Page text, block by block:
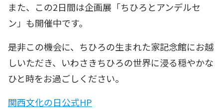
また、この2日間は企画展「ちひろとアンデルセ
ン」も開催中です。
是非この機会に、ちひろの生まれた家記念館にお越
しいただき、いわさきちひろの世界に浸る穏やかな
ひと時をお過ごしください。
関西文化の日公式HP